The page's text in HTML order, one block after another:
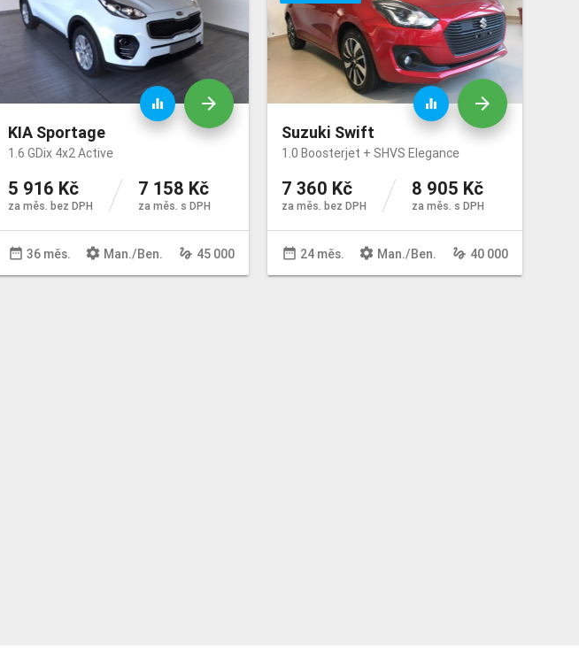
KIA Sportage
1.6 GDix 4x2 Active
5 916 Kč
za měs. bez DPH
7 158 Kč
za měs. s DPH
date_range 36 měs. settings Man./Ben. gesture 45 000
arrow_forward
equalizer
Suzuki Swift
1.0 Boosterjet + SHVS Elegance
7 360 Kč
za měs. bez DPH
8 905 Kč
za měs. s DPH
date_range 24 měs. settings Man./Ben. gesture 40 000
arrow_forward
equalizer